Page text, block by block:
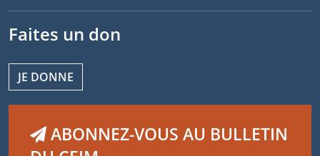
Faites un don
JE DONNE
ABONNEZ-VOUS AU BULLETIN